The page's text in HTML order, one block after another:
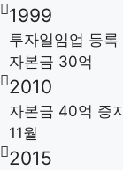
1999
투자일임업 등록
자본금 30억
2010
자본금 40억 증
11월
2015